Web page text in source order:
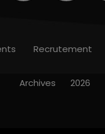
Recrutement
Archives 2026